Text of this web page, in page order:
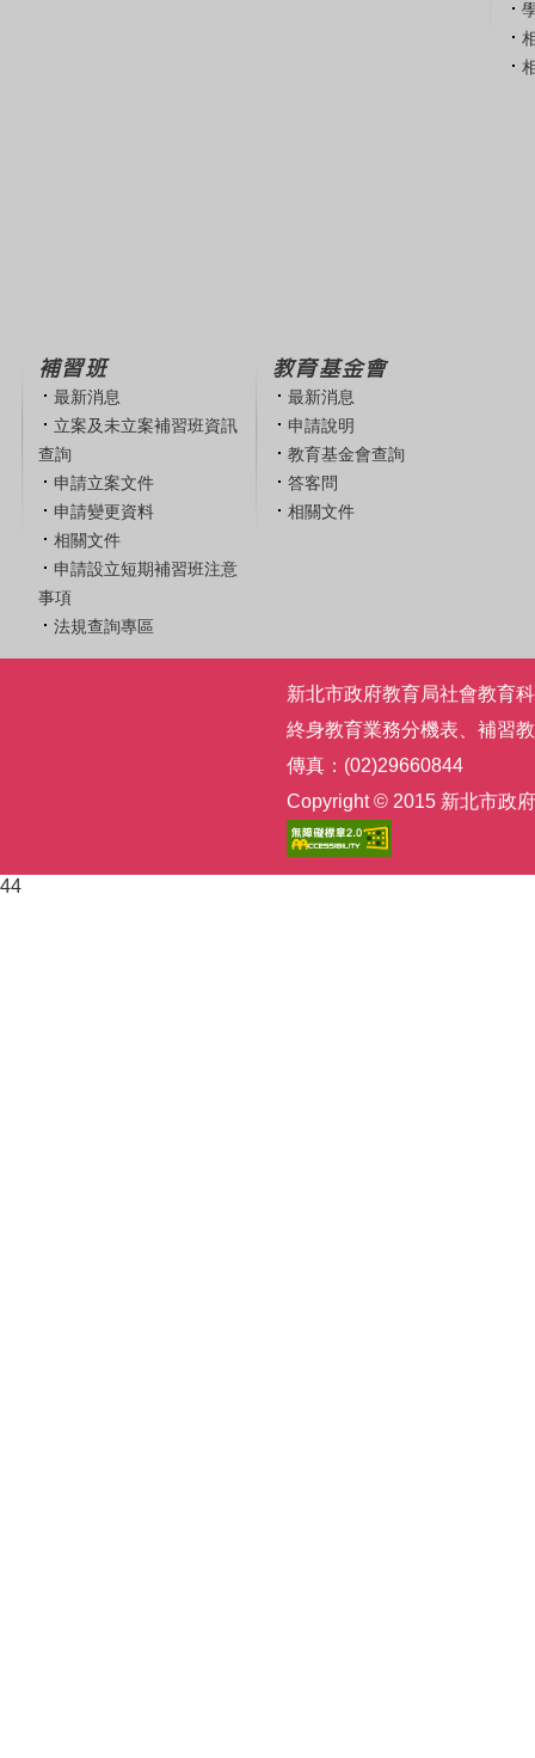
補習班
最新消息
立案及未立案補習班資訊
查詢
申請立案文件
申請變更資料
相關文件
申請設立短期補習班注意
事項
法規查詢專區
教育基金會
最新消息
申請說明
教育基金會查詢
答客問
相關文件
新北市政府教育局社會教育
終身教育業務分機表
補習
傳真：(02)29660844
Copyright © 2015 新北市政
44